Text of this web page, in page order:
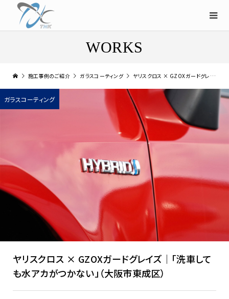
WORKS
施工事例のご紹介 ガラスコーティング ヤリスクロス × GZOXガードグレイズ｜「洗車しても水アカがつかない」（大阪市東成区）
ガラスコーティング
ヤリスクロス × GZOXガードグレイズ｜「洗車して
も水アカがつかない」（大阪市東成区）